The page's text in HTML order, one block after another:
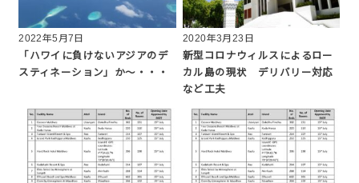
2022年5月7日
「ハワイに負けないアジアのデ
スティネーション」か～・・・
2020年3月23日
新型コロナウィルスによるロー
カル島の現状 デリバリー対応
など工夫